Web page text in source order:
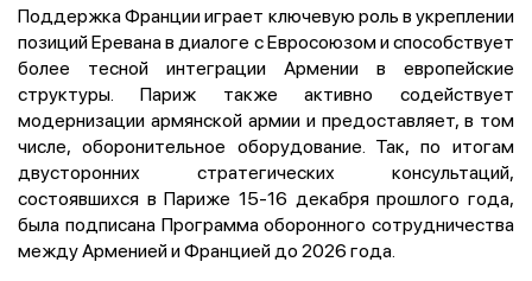
Поддержка Франции играет ключевую роль в укреплении
позиций Еревана в диалоге с Евросоюзом и способствует
более тесной интеграции Армении в европейские
структуры. Париж также активно содействует
модернизации армянской армии и предоставляет, в том
числе, оборонительное оборудование. Так, по итогам
двусторонних стратегических консультаций,
состоявшихся в Париже 15-16 декабря прошлого года,
была подписана Программа оборонного сотрудничества
между Арменией и Францией до 2026 года.